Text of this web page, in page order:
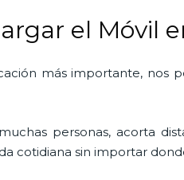
el Móvil
más importante, nos
personas, acorta
cotidiana sin importar